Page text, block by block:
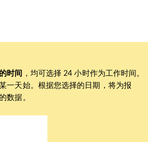
时间 ，均可选择 24 小时作为工作时间。
一天始。根据您选择的日期，将为报
数据。